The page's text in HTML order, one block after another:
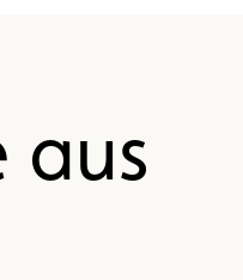
aus